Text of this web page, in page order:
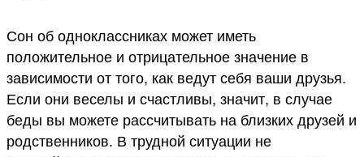
Сон об одноклассниках может иметь
положительное и отрицательное значение в
зависимости от того, как ведут себя ваши друзья.
Если они веселы и счастливы, значит, в случае
беды вы можете рассчитывать на близких друзей и
родственников. В трудной ситуации не